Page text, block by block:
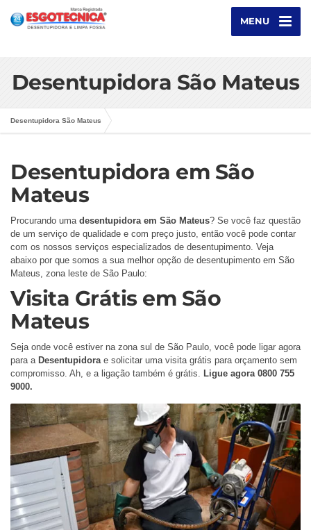
MENU
Desentupidora São Mateus
Desentupidora São Mateus
Desentupidora em São
Mateus
Procurando uma desentupidora em São Mateus? Se você faz questão
de um serviço de qualidade e com preço justo, então você pode contar
com os nossos serviços especializados de desentupimento. Veja
abaixo por que somos a sua melhor opção de desentupimento em São
Mateus, zona leste de São Paulo:
Visita Grátis em São
Mateus
Seja onde você estiver na zona sul de São Paulo, você pode ligar agora
para a Desentupidora e solicitar uma visita grátis para orçamento sem
compromisso. Ah, e a ligação também é grátis. Ligue agora 0800 755
9000.